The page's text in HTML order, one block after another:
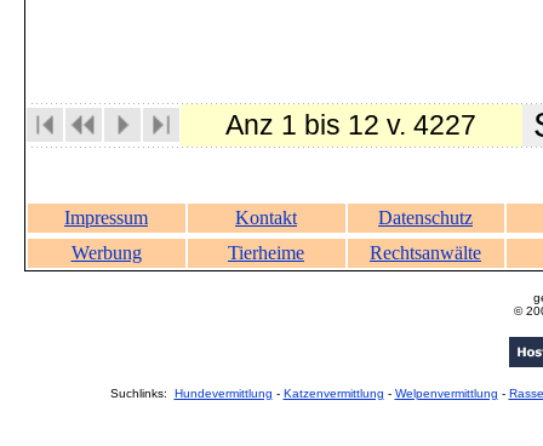
Anz 1 bis 12 v. 4227
Impressum Kontakt
Datenschutz
Werbung
Tierheime Rechtsanwälte
©
Suchlinks: Hundevermittlung - Katzenvermittlung - Welpenvermittlung -